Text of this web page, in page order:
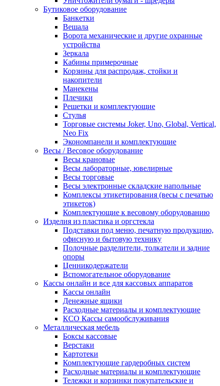
Бутиковое оборудование
Банкетки
Вешала
Ворота механические и другие охранные
устройства
Зеркала
Кабины примерочные
Корзины для распродаж, стойки и
накопители
Манекены
Плечики
Решетки и комплектующие
Стулья
Торговые системы Joker, Uno, Global, Vertical,
Neo Fix
Экономпанели и комплектующие
Весы / Весовое оборудование
Весы крановые
Весы лабораторные, ювелирные
Весы торговые
Весы электронные складские напольные
Комплексы этикетирования (весы с печатью
этикеток)
Комплектующие к весовому оборудованию
Изделия из пластика и оргстекла
Подставки под меню, печатную продукцию,
офисную и бытовую технику
Полочные разделители, толкатели и задние
опоры
Ценникодержатели
Вспомогательное оборудование
Кассы онлайн и все для кассовых аппаратов
Кассы онлайн
Денежные ящики
Расходные материалы и комплектующие
КСО Кассы самообслуживания
Металлическая мебель
Боксы кассовые
Верстаки
Картотеки
Комплектующие гардеробных систем
Расходные материалы и комплектующие
Тележки и корзинки покупательские и